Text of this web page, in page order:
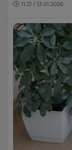
11:21 / 13.01.2026